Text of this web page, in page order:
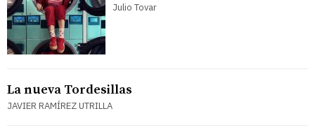
Julio Tovar
La nueva Tordesillas
JAVIER RAMÍREZ UTRILLA